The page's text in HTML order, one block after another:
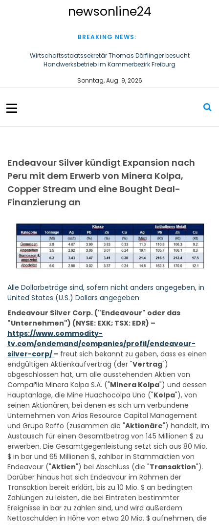
n
t
newsonline24
BREAKING NEWS:
Arbeit macht Spaß oder krank
Ultraschallzahnbürste für Hund und Katze – Tipps zur erfolgreichen
Eingewöhnung
Peru mit dem Erwerb von Minera Kolpa,
Copper Stream und eine Bought Deal-
Finanzierung an
United States (U.S.) Dollars angegeben.
Endeavour Silver Corp. ("Endeavour" oder das
"Unternehmen") (NYSE: EXK; TSX: EDR) –
https://www.commodity-
tv.com/ondemand/companies/profil/endeavour-
silver-corp/–freut sich bekannt zu geben, dass es einen
endgültigen Aktienkaufvertrag (der " Vertrag")
abgeschlossen hat, um alle ausstehenden Aktien von
Compañia Minera Kolpa S.A. ("Minera Kolpa") und dessen
Hauptanlage, die Mine Huachocolpa Uno ("Kolpa"), von
seinen Aktionären, bei denen es sich um verbundene
Unternehmen von Arias Resource Capital Management
und Grupo Raffo (zusammen die "Aktionäre") handelt, im
Austausch für einen Gesamtbetrag von 145 Millionen $ zu
erwerben. Die Gesamtgegenleistung setzt sich aus 80 Mio.
$ in bar und 65 Millionen $, zahlbar in Stammaktien von
Endeavour ("Aktien") bei Abschluss (die "Transaktion
Darüber hinaus hat sich Endeavour im Rahmen der
Transaktion bereit erklärt, bis zu 10 Mio. $ an bedingten
Zahlungen zu leisten, die bei Eintreten bestimmter
Ereignisse in bar zu zahlen sind, und wird außerdem
Nettoschulden in Höhe von etwa 20 Mio. $ aufnehmen, die
ausstehend und von Minera Kolpa rückzahlbar bleiben.